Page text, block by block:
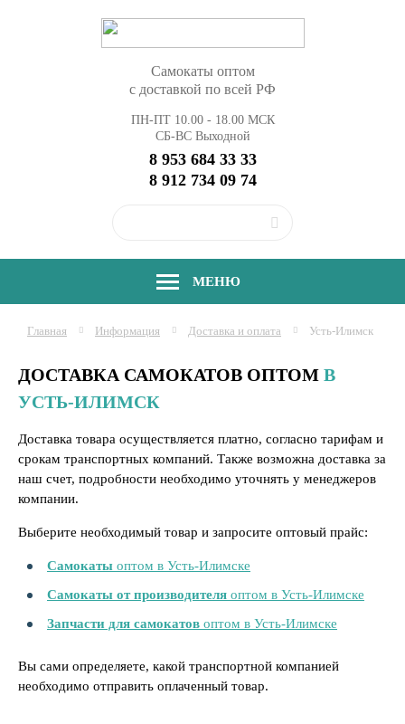
Самокаты оптом
с доставкой по всей РФ
ПН-ПТ 10.00 - 18.00 МСК
СБ-ВС Выходной
8 953 684 33 33
8 912 734 09 74
МЕНЮ
Главная Информация Доставка и оплата Усть-Илимск
ДОСТАВКА САМОКАТОВ ОПТОМ В
УСТЬ-ИЛИМСК
Доставка товара осуществляется платно, согласно тарифам и
срокам транспортных компаний. Также возможна доставка за
наш счет, подробности необходимо уточнять у менеджеров
компании.
Выберите необходимый товар и запросите оптовый прайс:
Самокаты оптом в Усть-Илимске
Самокаты от производителя оптом в Усть-Илимске
Запчасти для самокатов оптом в Усть-Илимске
Вы сами определяете, какой транспортной компанией
необходимо отправить оплаченный товар.